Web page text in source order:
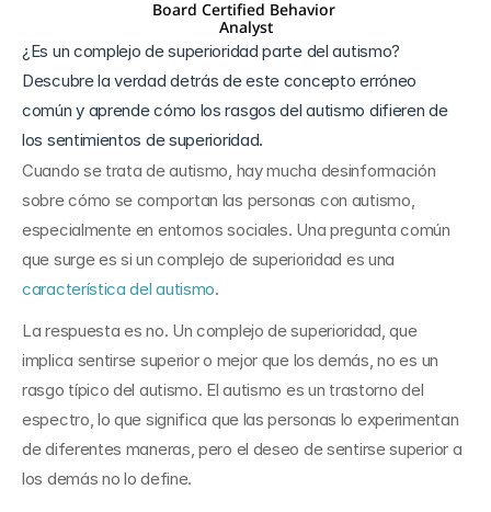
Board Certified Behavior
Analyst
¿Es un complejo de superioridad parte del autismo?
Descubre la verdad detrás de este concepto erróneo
común y aprende cómo los rasgos del autismo difieren de
Cuando se trata de autismo, hay mucha desinformación
sobre cómo se comportan las personas con autismo,
especialmente en entornos sociales. Una pregunta común
característica del autismo.
La respuesta es no. Un complejo de superioridad, que
implica sentirse superior o mejor que los demás, no es un
rasgo típico del autismo. El autismo es un trastorno del
espectro, lo que significa que las personas lo experimentan
de diferentes maneras, pero el deseo de sentirse superior a
los demás no lo define.